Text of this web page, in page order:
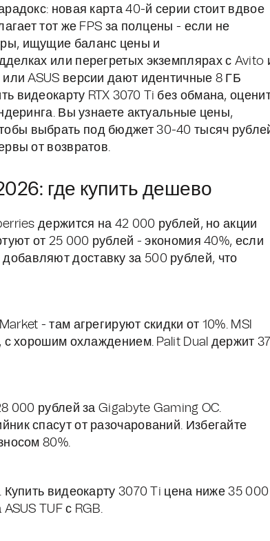
новая карта 40-й серии стоит вдвое
тот же FPS за полцены - если не
ищущие баланс цены и
или перегретых экземплярах с Avito
ASUS версии дают идентичные 8 ГБ
видеокарту RTX 3070 Ti без обмана,
Вы узнаете актуальные цены,
выбрать под бюджет 30-40 тысяч
от возвратов.
где купить дешево
держится на 42 000 рублей, но акции
от 25 000 рублей - экономия 40%, если
доставку за 500 рублей, что
- там агрегируют скидки от 10%. MSI
с хорошим охлаждением. Palit Dual держит
000 рублей за Gigabyte Gaming OC.
спасут от разочарований. Избегайте
80%.
видеокарту 3070 Ti цена ниже 35 000
TUF с RGB.